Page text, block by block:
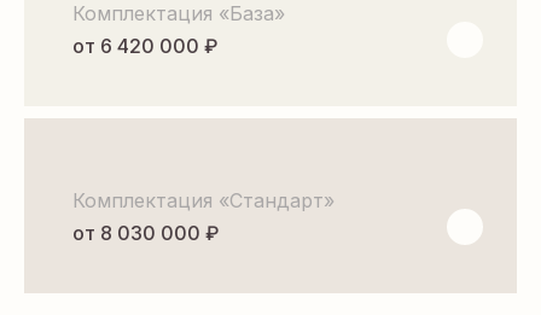
Комплектация «База»
от 6 420 000 ₽
Комплектация «Стандарт»
от 8 030 000 ₽